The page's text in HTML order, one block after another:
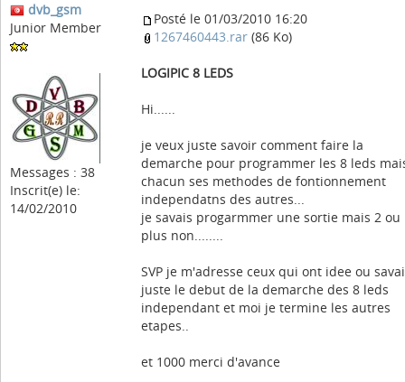
dvb_gsm
Junior Member
Messages : 38
Inscrit(e) le:
14/02/2010
Posté le 01/03/2010 16:20
1267460443.rar (86 Ko)
LOGIPIC 8 LEDS
Hi......
je veux juste savoir comment faire la
demarche pour programmer les 8 leds
chacun ses methodes de fontionnement
independatns des autres...
je savais progarmmer une sortie mais 2 ou
plus non........
SVP je m'adresse ceux qui ont idee ou
juste le debut de la demarche des 8 leds
independant et moi je termine les autres
etapes..
et 1000 merci d'avance